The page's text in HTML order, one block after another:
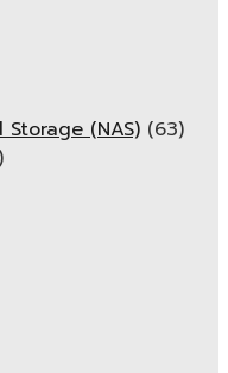
(NAS) (63)